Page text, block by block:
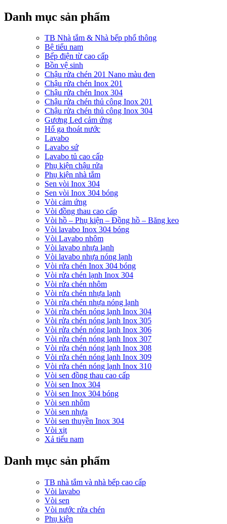
Danh mục sản phẩm
TB Nhà tắm & Nhà bếp phổ thông
Bệ tiểu nam
Bếp điện từ cao cấp
Bồn vệ sinh
Chậu rửa chén 201 Nano màu đen
Chậu rửa chén Inox 201
Chậu rửa chén Inox 304
Chậu rửa chén thủ công Inox 201
Chậu rửa chén thủ công Inox 304
Gương Led cảm ứng
Hố ga thoát nước
Lavabo
Lavabo sứ
Lavabo tủ cao cấp
Phụ kiện chậu rửa
Phụ kiện nhà tắm
Sen vòi Inox 304
Sen vòi Inox 304 bóng
Vòi cảm ứng
Vòi đồng thau cao cấp
Vòi hồ – Phụ kiện – Đồng hồ – Băng keo
Vòi lavabo Inox 304 bóng
Vòi Lavabo nhôm
Vòi lavabo nhựa lạnh
Vòi lavabo nhựa nóng lạnh
Vòi rửa chén Inox 304 bóng
Vòi rửa chén lạnh Inox 304
Vòi rửa chén nhôm
Vòi rửa chén nhựa lạnh
Vòi rửa chén nhựa nóng lạnh
Vòi rửa chén nóng lạnh Inox 304
Vòi rửa chén nóng lạnh Inox 305
Vòi rửa chén nóng lạnh Inox 306
Vòi rửa chén nóng lạnh Inox 307
Vòi rửa chén nóng lạnh Inox 308
Vòi rửa chén nóng lạnh Inox 309
Vòi rửa chén nóng lạnh Inox 310
Vòi sen đồng thau cao cấp
Vòi sen Inox 304
Vòi sen Inox 304 bóng
Vòi sen nhôm
Vòi sen nhựa
Vòi sen thuyền Inox 304
Vòi xịt
Xả tiểu nam
Danh mục sản phẩm
TB nhà tắm và nhà bếp cao cấp
Vòi lavabo
Vòi sen
Vòi nước rửa chén
Phụ kiện